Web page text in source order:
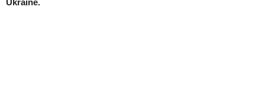
Ukraine.